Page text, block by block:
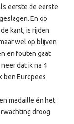
eerste de eerste
En op
kant, is rijden
wel op blijven
en fouten gaat
dat ik na 4
ben Europees
medaille én het
droog